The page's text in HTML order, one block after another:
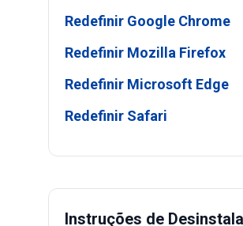
Redefinir Google Chrome
Redefinir Mozilla Firefox
Redefinir Microsoft Edge
Redefinir Safari
Instruções de